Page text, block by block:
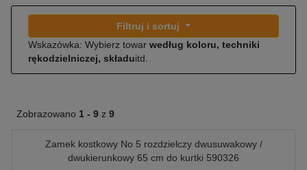
Filtruj i sortuj
Wskazówka: Wybierz towar według koloru, techniki
rękodzielniczej, składuitd.
Zobrazowano 1 - 9 z 9
Zamek kostkowy No 5 rozdzielczy dwusuwakowy /
dwukierunkowy 65 cm do kurtki 590326